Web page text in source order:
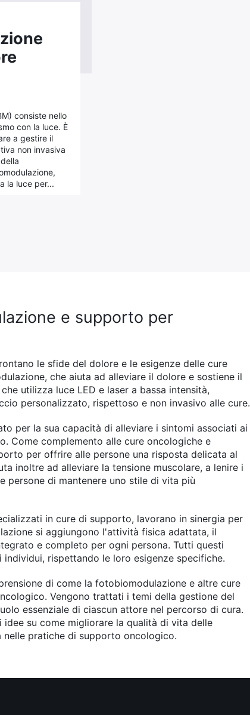
e supporto per
le sfide del dolore e le esigenze delle cure
che aiuta ad alleviare il dolore e sostiene il
utilizza luce LED e laser a bassa intensità,
personalizzato, rispettoso e non invasivo alle cure.
per la sua capacità di alleviare i sintomi associati ai
Come complemento alle cure oncologiche e
per offrire alle persone una risposta delicata al
inoltre ad alleviare la tensione muscolare, a lenire i
persone di mantenere uno stile di vita più
in cure di supporto, lavorano in sinergia per
si aggiungono l'attività fisica adattata, il
e completo per ogni persona. Tutti questi
rispettando le loro esigenze specifiche.
di come la fotobiomodulazione e altre cure
Vengono trattati i temi della gestione del
essenziale di ciascun attore nel percorso di cura.
su come migliorare la qualità di vita delle
pratiche di supporto oncologico.
consiste nello
con la luce. È
a gestire il
non invasiva
la luce per...